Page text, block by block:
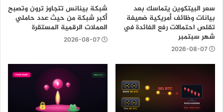
سعر البيتكوين يتماسك بعد
بيانات وظائف أمريكية ضعيفة
تقلص احتمالات رفع الفائدة في
شهر سبتمبر
2026-08-07
شبكة بينانس تتجاوز ترون وتصبح
أكبر شبكة من حيث عدد حاملي
العملات الرقمية المستقرة
2026-08-07